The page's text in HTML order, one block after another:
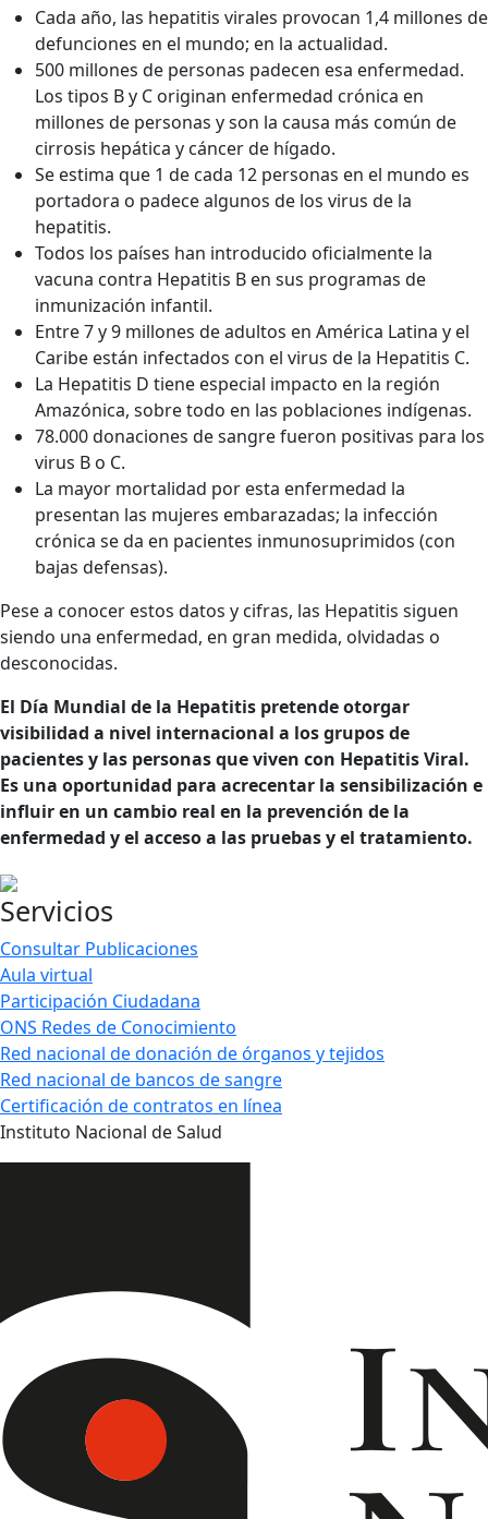
Cada año, las hepatitis virales provocan 1,4 millones de
defunciones en el mundo; en la actualidad.
500 millones de personas padecen esa enfermedad.
Los tipos B y C originan enfermedad crónica en
millones de personas y son la causa más común de
cirrosis hepática y cáncer de hígado.
Se estima que 1 de cada 12 personas en el mundo es
portadora o padece algunos de los virus de la
hepatitis.
Todos los países han introducido oficialmente la
vacuna contra Hepatitis B en sus programas de
inmunización infantil.
Entre 7 y 9 millones de adultos en América Latina y el
Caribe están infectados con el virus de la Hepatitis C.
La Hepatitis D tiene especial impacto en la región
Amazónica, sobre todo en las poblaciones indígenas.
78.000 donaciones de sangre fueron positivas para los
virus B o C.
La mayor mortalidad por esta enfermedad la
presentan las mujeres embarazadas; la infección
crónica se da en pacientes inmunosuprimidos (con
bajas defensas).
Pese a conocer estos datos y cifras, las Hepatitis siguen
siendo una enfermedad, en gran medida, olvidadas o
desconocidas.
El Día Mundial de la Hepatitis pretende otorgar
visibilidad a nivel internacional a los grupos de
pacientes y las personas que viven con Hepatitis Viral.
Es una oportunidad para acrecentar la sensibilización e
influir en un cambio real en la prevención de la
enfermedad y el acceso a las pruebas y el tratamiento.
Servicios
Consultar Publicaciones
Aula virtual
Participación Ciudadana
ONS Redes de Conocimiento
Red nacional de donación de órganos y tejidos
Red nacional de bancos de sangre
Certificación de contratos en línea
Instituto Nacional de Salud